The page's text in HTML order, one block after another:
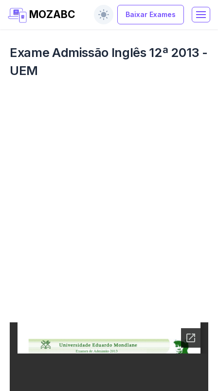
MOZABC Baixar Exames
Exame Admissão Inglês 12ª 2013 -
UEM